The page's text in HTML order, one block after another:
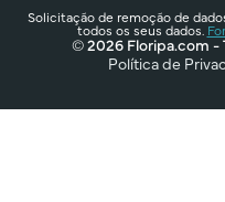
Solicitação de remoção de
todos os seus dados.
© 2026 Floripa.com -
Política de